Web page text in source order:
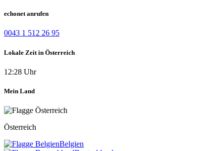
echonet anrufen
0043 1 512 26 95
Lokale Zeit in Österreich
12:28 Uhr
Mein Land
Österreich
Belgien